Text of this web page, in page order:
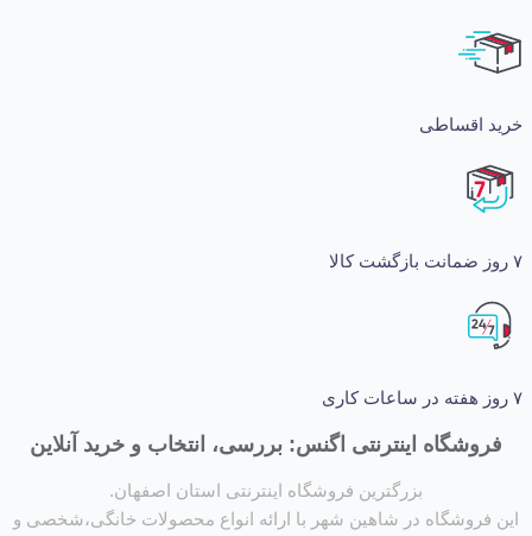
اینترنتی اگنس: بررسی، انتخاب و خرید آنلاین
بزرگترین فروشگاه اینترنتی استان اصفهان.
در شاهین شهر با ارائه انواع محصولات خانگی،شخصی و